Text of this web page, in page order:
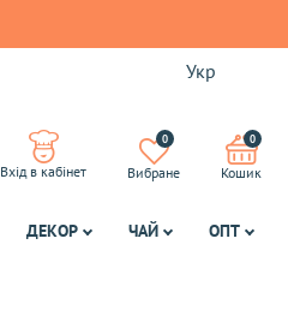
Укр
Вхід в кабінет
0
Вибране
0
Кошик
ДЕКОР ЧАЙ ОПТ